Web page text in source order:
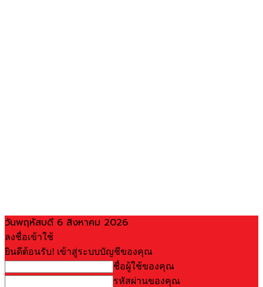
วันพฤหัสบดี 6 สิงหาคม 2026
ลงชื่อเข้าใช้
ยินดีต้อนรับ! เข้าสู่ระบบบัญชีของคุณ
ชื่อผู้ใช้ของคุณ
รหัสผ่านของคุณ